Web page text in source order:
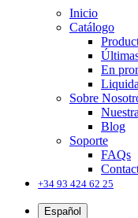
Inicio
Catálogo
En
Sobre
Blog
Soporte
FAQs
+34 93 424 62 25
Español